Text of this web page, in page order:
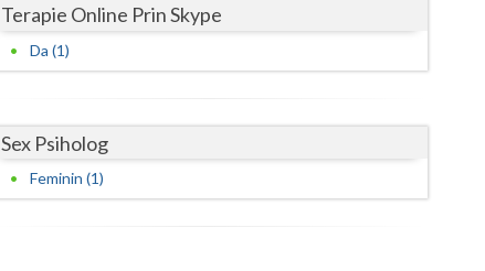
Galati
Hunedoara
Terapie Online Prin Skype
Da (1)
Sex Psiholog
Feminin (1)